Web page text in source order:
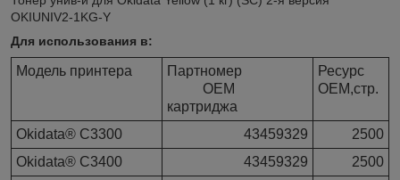
OKIUNIV2-1KG-Y
Для использования в:
Модель принтера
Партномер
OEM
картриджа
Ресурс
OEM,стр.
Okidata® C3300 43459329
2500
Okidata® C3400
43459329
2500